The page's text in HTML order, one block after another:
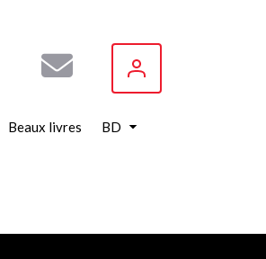
Beaux livres BD